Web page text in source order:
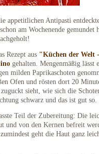
appetitlichen Antipasti
am Wochenende gemundet
Rezept aus "Küchen der Welt -
gehalten. Mengenmäßig lässt
milden Paprikaschoten
Ofen und rösten dort 20
sieht, wie sich die
schwarz und das ist gut so.
Teil der Zubereitung: Die
und von den Kernen befreit
geht die Haut ganz